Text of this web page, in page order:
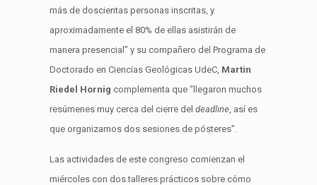
más de doscientas personas inscritas, y
aproximadamente el 80% de ellas asistirán de
manera presencial” y su compañero del Programa de
Doctorado en Ciencias Geológicas UdeC, Martin
Riedel Hornig complementa que “llegaron muchos
resúmenes muy cerca del cierre del deadline, así es
que organizamos dos sesiones de pósteres”.
Las actividades de este congreso comienzan el
miércoles con dos talleres prácticos sobre cómo